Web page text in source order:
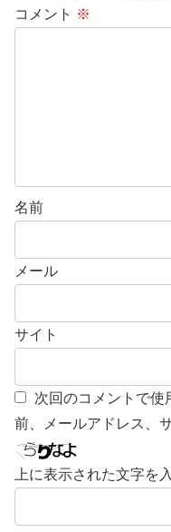
コメント ※
名前
メール
サイト
次回のコメントで使
前、メールアドレス、
上に表示された文字を